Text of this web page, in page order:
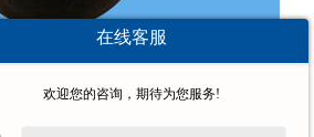
在人类的生活和发展中起着至关重要的作
在线客服
欢迎您的咨询，期待为您服务!